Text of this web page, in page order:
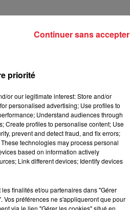
3 min 11 sec
priorité
or our legitimate interest: Store and/or
personalised advertising; Use profiles to
Understand audiences through
Create profiles to personalise content; Use
prevent and detect fraud, and fix errors;
technologies may process personal
based on information actively
Link different devices; Identify devices
finalités et/ou partenaires dans "Gérer
Vos préférences ne s'appliqueront que pour
via le lien "Gérer les cookies" situé en
Continuer sans accepter